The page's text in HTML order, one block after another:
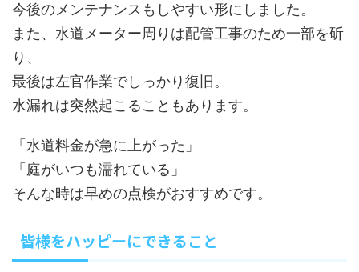
今後のメンテナンスもしやすい形にしました。
また、水道メーター周りは配管工事のため一部を斫
り、
最後は左官作業でしっかり復旧。
水漏れは突然起こることもあります。
「水道料金が急に上がった」
「庭がいつも濡れている」
そんな時は早めの点検がおすすめです。
皆様をハッピーにできること